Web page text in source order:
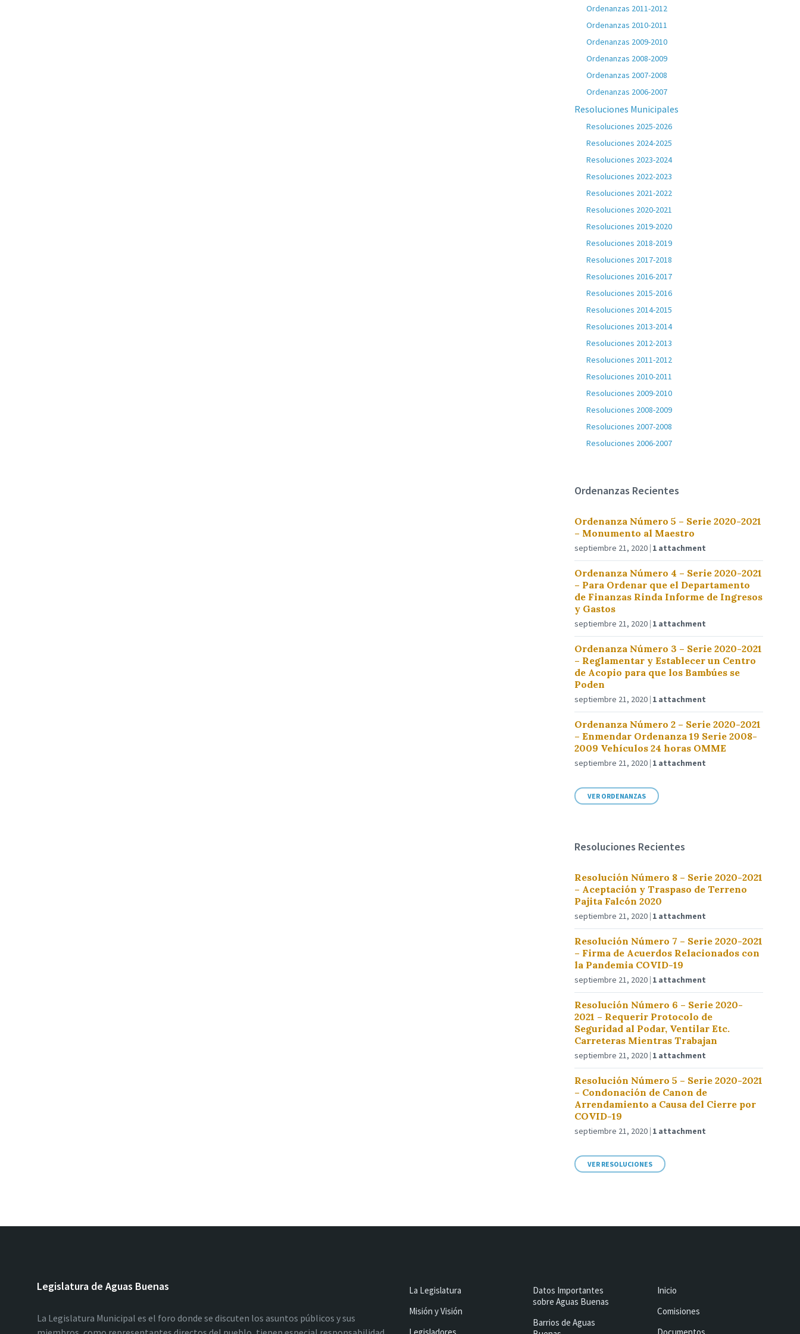
Ordenanzas 2011-2012
Ordenanzas 2010-2011
Ordenanzas 2009-2010
Ordenanzas 2008-2009
Ordenanzas 2007-2008
Ordenanzas 2006-2007
Resoluciones Municipales
Resoluciones 2025-2026
Resoluciones 2024-2025
Resoluciones 2023-2024
Resoluciones 2022-2023
Resoluciones 2021-2022
Resoluciones 2020-2021
Resoluciones 2019-2020
Resoluciones 2018-2019
Resoluciones 2017-2018
Resoluciones 2016-2017
Resoluciones 2015-2016
Resoluciones 2014-2015
Resoluciones 2013-2014
Resoluciones 2012-2013
Resoluciones 2011-2012
Resoluciones 2010-2011
Resoluciones 2009-2010
Resoluciones 2008-2009
Resoluciones 2007-2008
Resoluciones 2006-2007
Ordenanzas Recientes
Ordenanza Número 5 – Serie 2020-2021
– Monumento al Maestro
septiembre 21, 2020 1 attachment
Ordenanza Número 4 – Serie 2020-2021
– Para Ordenar que el Departamento
de Finanzas Rinda Informe de Ingresos
y Gastos
septiembre 21, 2020 1 attachment
Ordenanza Número 3 – Serie 2020-2021
– Reglamentar y Establecer un Centro
de Acopio para que los Bambúes se
Poden
septiembre 21, 2020 1 attachment
Ordenanza Número 2 – Serie 2020-2021
– Enmendar Ordenanza 19 Serie 2008-
2009 Vehículos 24 horas OMME
septiembre 21, 2020 1 attachment
VER ORDENANZAS
Resoluciones Recientes
Resolución Número 8 – Serie 2020-2021
– Aceptación y Traspaso de Terreno
Pajita Falcón 2020
septiembre 21, 2020 1 attachment
Resolución Número 7 – Serie 2020-2021
– Firma de Acuerdos Relacionados con
la Pandemia COVID-19
septiembre 21, 2020 1 attachment
Resolución Número 6 – Serie 2020-
2021 – Requerir Protocolo de
Seguridad al Podar, Ventilar Etc.
Carreteras Mientras Trabajan
septiembre 21, 2020 1 attachment
Resolución Número 5 – Serie 2020-2021
– Condonación de Canon de
Arrendamiento a Causa del Cierre por
COVID-19
septiembre 21, 2020 1 attachment
VER RESOLUCIONES
Legislatura de Aguas Buenas
La Legislatura Municipal es el foro donde se discuten los asuntos públicos y sus
La Legislatura
Misión y Visión
Datos Importantes
sobre Aguas Buenas
Barrios de Aguas
Inicio
Comisiones